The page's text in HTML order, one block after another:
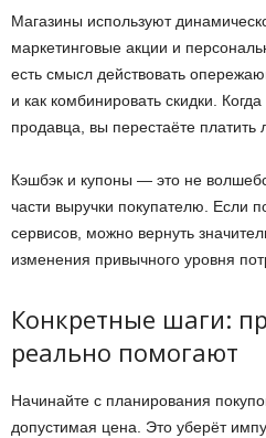
Магазины используют
маркетинговые акции и
есть смысл действовать
и как комбинировать скидки.
продавца, вы перестаёте платить
Кэшбэк и купоны — это не
части выручки покупателю. Если
сервисов, можно вернуть
изменения привычного уровня
Конкретные шаги:
реально помогают
Начинайте с планирования
допустимая цена. Это уберёт